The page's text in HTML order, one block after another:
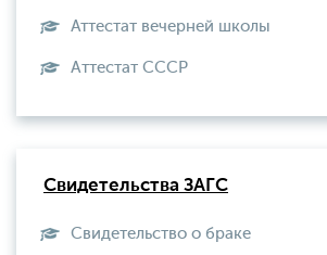
Аттестат вечерней школы
Aттестат СССР
Свидетельства ЗАГС
Свидетельство о браке